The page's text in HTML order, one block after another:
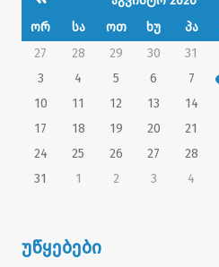
ორ სა ოთ ხუ პა
27
28 29 30 31
3
4 5 6 7
10
11 12 13 14
17
18 19 20 21
24
25 26 27 28
31
1 2 3 4
უწყებები